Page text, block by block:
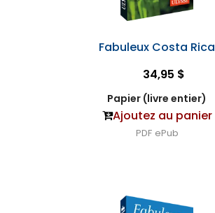
Fabuleux Costa Rica
34,95 $
Papier (livre entier)
Ajoutez au panier
PDF ePub